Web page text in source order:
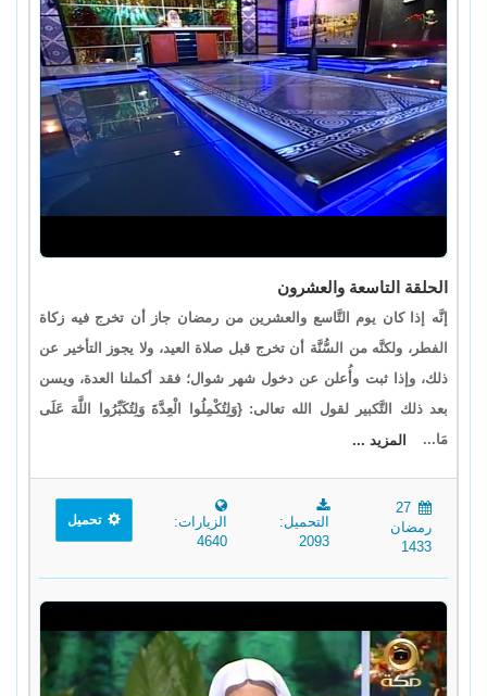
الحلقة التاسعة والعشرون
إنَّه إذا كان يوم التَّاسع والعشرين من رمضان جاز أن تخرج فيه زكاة
الفطر، ولكنَّه من السُّنَّة أن تخرج قبل صلاة العيد، ولا يجوز التأخير عن
ذلك، وإذا ثبت وأُعلن عن دخول شهر شوال؛ فقد أكملنا العدة، ويسن
بعد ذلك التَّكبير لقول الله تعالى: {وَلِتُكْمِلُوا الْعِدَّةَ وَلِتُكَبِّرُوا اللَّهَ عَلَى
مَا...
المزيد ...
27
رمضان
1433
التحميل:
2093
الزيارات:
4640
تحميل